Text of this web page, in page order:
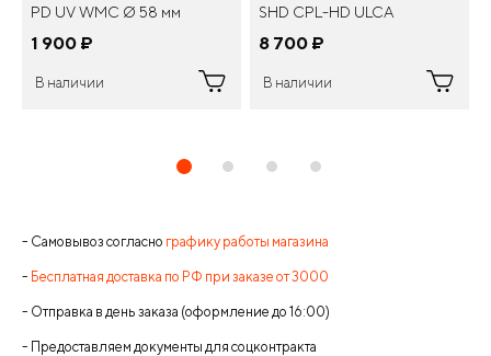
PD UV WMC Ø 58 мм
1 900 ¤
В наличии
SHD CPL-HD ULCA
WMC/SLIM 77мм
8 700 ¤
В наличии
- Самовывоз согласно графику работы магазина
- Бесплатная доставка по РФ при заказе от 3000
- Отправка в день заказа (оформление до 16:00)
- Предоставляем документы для соцконтракта